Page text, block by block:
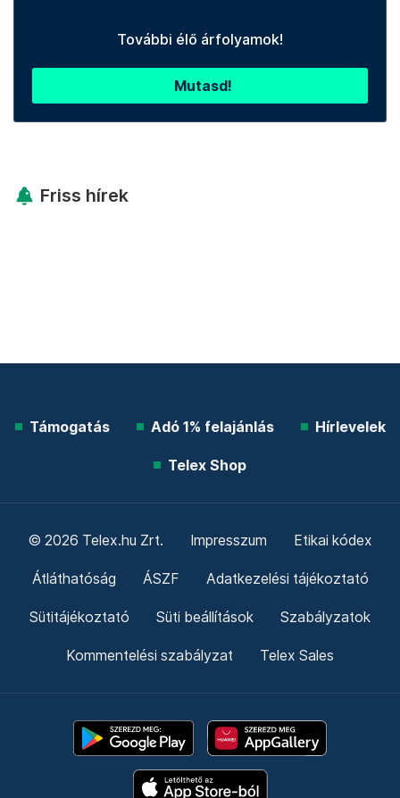
További élő árfolyamok!
Mutasd!
Friss hírek
Támogatás Adó 1% felajánlás Hírlevelek
Telex Shop
© 2026 Telex.hu Zrt. Impresszum Etikai kódex
Átláthatóság ÁSZF Adatkezelési tájékoztató
Sütitájékoztató Süti beállítások Szabályzatok
Kommentelési szabályzat Telex Sales